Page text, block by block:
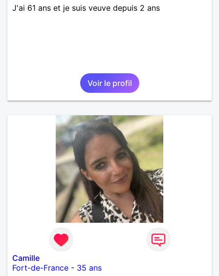
J'ai 61 ans et je suis veuve depuis 2 ans
Voir le profil
Camille
Fort-de-France - 35 ans